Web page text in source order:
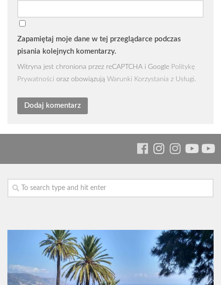
Zapamiętaj moje dane w tej przeglądarce podczas
pisania kolejnych komentarzy.
Witryna jest chroniona przez reCAPTCHA i Google Politykę
Prywatności oraz obowiązują Warunki Korzystania z Usługi.